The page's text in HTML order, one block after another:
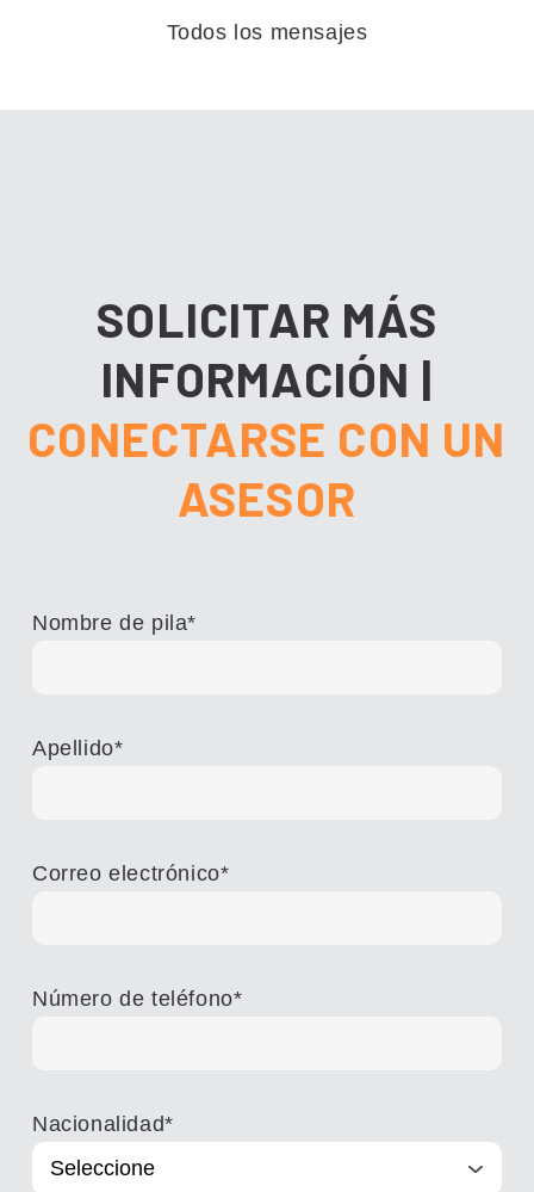
Todos los mensajes
SOLICITAR MÁS
INFORMACIÓN |
CONECTARSE CON UN
ASESOR
Nombre de pila*
Apellido*
Correo electrónico*
Número de teléfono*
Nacionalidad*